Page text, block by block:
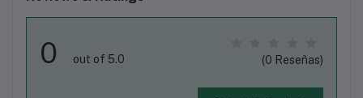
0 out of 5.0 (0 Reseñas)